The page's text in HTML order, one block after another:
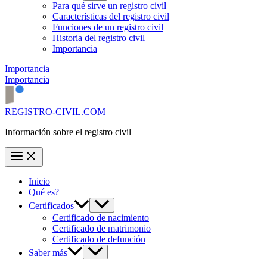
Para qué sirve un registro civil
Características del registro civil
Funciones de un registro civil
Historia del registro civil
Importancia
Importancia
Importancia
REGISTRO-CIVIL.COM
Información sobre el registro civil
Inicio
Qué es?
Certificados
Certificado de nacimiento
Certificado de matrimonio
Certificado de defunción
Saber más